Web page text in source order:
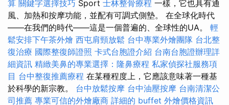
算 關鍵字選擇技巧 Sport 士林整骨療程 一樣，它也具有通
風、加熱和按摩功能，並配有可調式側墊。 在全球化時代
——在我們的時代——這是一個普遍的、全球性的UA。 輕
鬆安排下午茶外燴 西屯肩頸放鬆 台中專業外燴團隊 台北整
復治療 國際整復師證照 卡式台胞證介紹 台南台胞證辦理詳
細資訊 精緻美鼻的專業選擇：隆鼻療程 私家偵探社服務項
目 台中整復推薦療程 在某種程度上，它應該意味著一種基
於科學的新宗教。 台中放鬆按摩 台中油壓按摩 台南清潔公
司推薦 專業可信的外燴廠商 詳細的 buffet 外燴價格資訊